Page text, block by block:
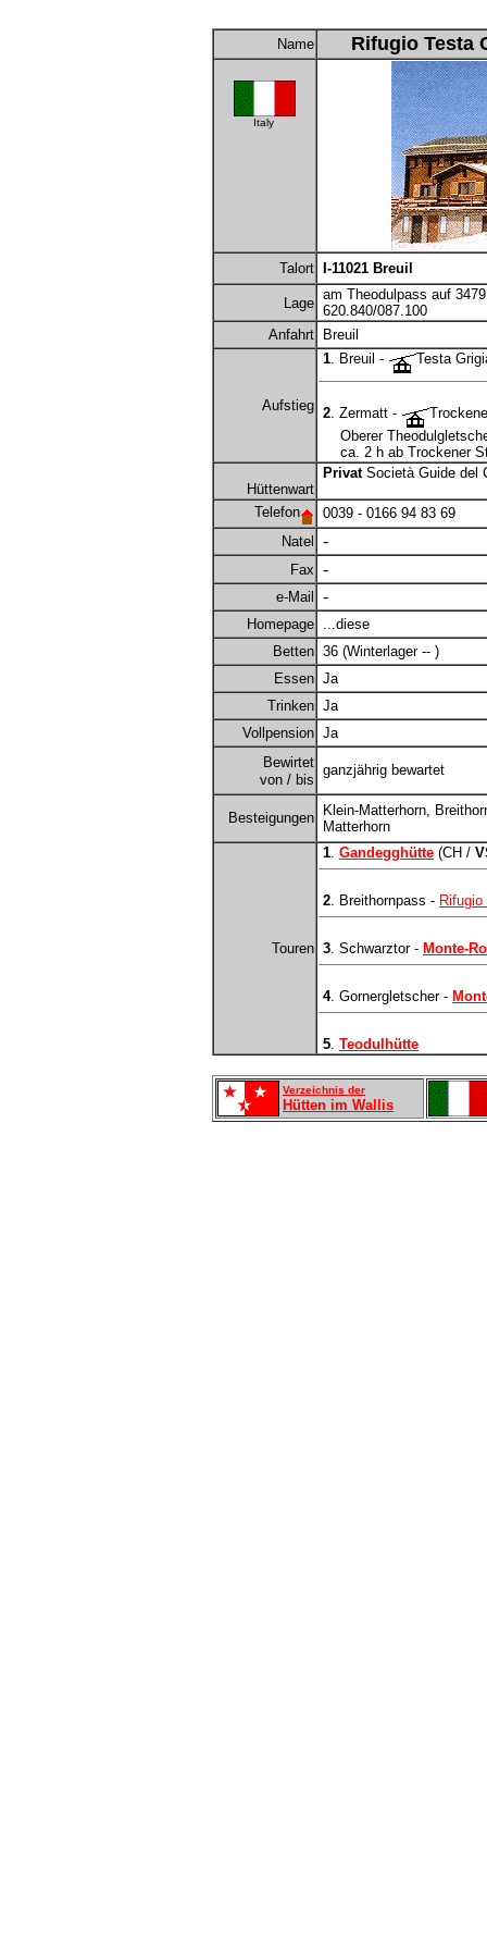
Name Rifugio Testa
Italy
Talort I-11021 Breuil
Lage
am Theodulpass auf
620.840/087.100
Anfahrt
Breuil
Aufstieg
1. Breuil - Testa
2. Zermatt -
Oberer
ca. 2 h ab Trockener
Hüttenwart
PrivatSocietà Guide del
Telefon
0039 - 0166 94 83 69
Natel
-
Fax -
e-Mail -
Homepage ...diese
Betten 36 (Winterlager -- )
Essen Ja
Trinken Ja
Vollpension Ja
Bewirtet
von / bis
ganzjährig bewartet
Besteigungen
Klein-Matterhorn,
Matterhorn
Touren
1. Gandegghütte (CH /
2. Breithornpass - Rifugio
3. Schwarztor - Monte-
4. Gornergletscher -
5. Teodulhütte
Verzeichnis der
Hütten im Wallis